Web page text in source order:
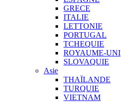
GRECE
ITALIE
LETTONIE
PORTUGAL
TCHEQUIE
ROYAUME-UNI
SLOVAQUIE
Asie
THAÏLANDE
TURQUIE
VIETNAM